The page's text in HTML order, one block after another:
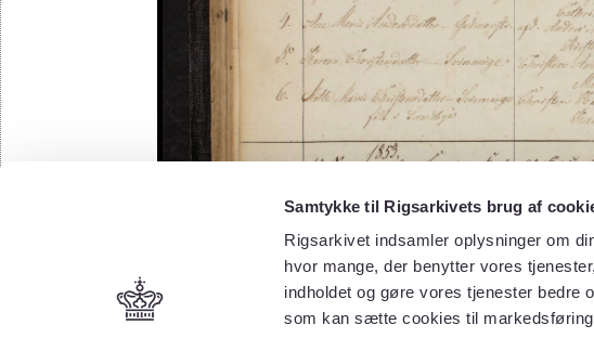
Samtykke til Rigsarkivets brug af
Rigsarkivet indsamler oplysninger om
hvor mange, der benytter vores
indholdet og gøre vores tjenester bedre
som kan sætte cookies til